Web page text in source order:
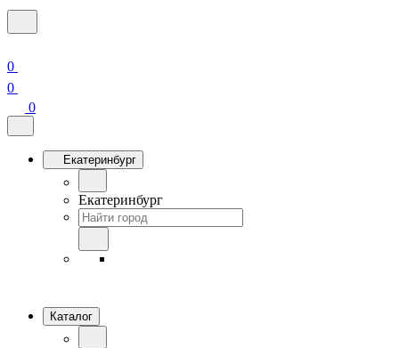
0
0
0
Екатеринбург
Екатеринбург
Каталог